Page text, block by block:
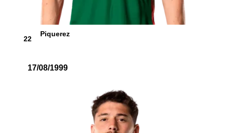
22
Piquerez
17/08/1999